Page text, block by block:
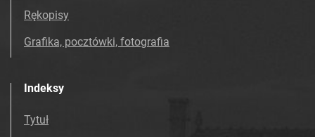
Rękopisy
Grafika, pocztówki, fotografia
Indeksy
Tytuł